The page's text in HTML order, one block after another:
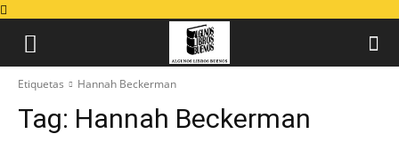
Etiquetas Hannah Beckerman
Tag: Hannah Beckerman